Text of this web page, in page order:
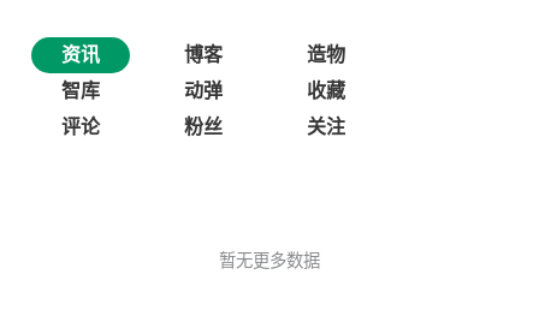
资讯 博客
造物
智库
动弹
收藏
评论
粉丝 关注
暂无更多数据